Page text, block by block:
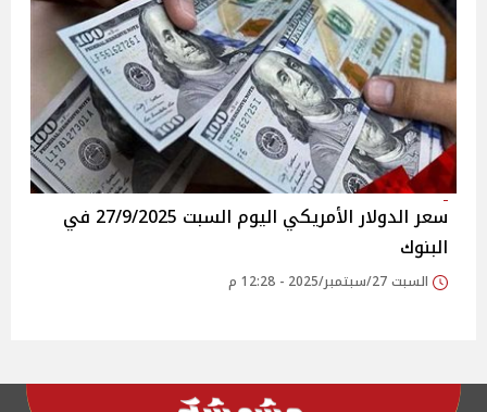
سعر الدولار الأمريكي اليوم السبت 27/9/2025 في
البنوك
السبت 27/سبتمبر/2025 - 12:28 م